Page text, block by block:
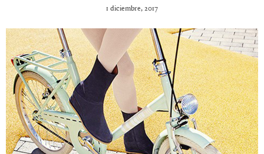
1 diciembre, 2017